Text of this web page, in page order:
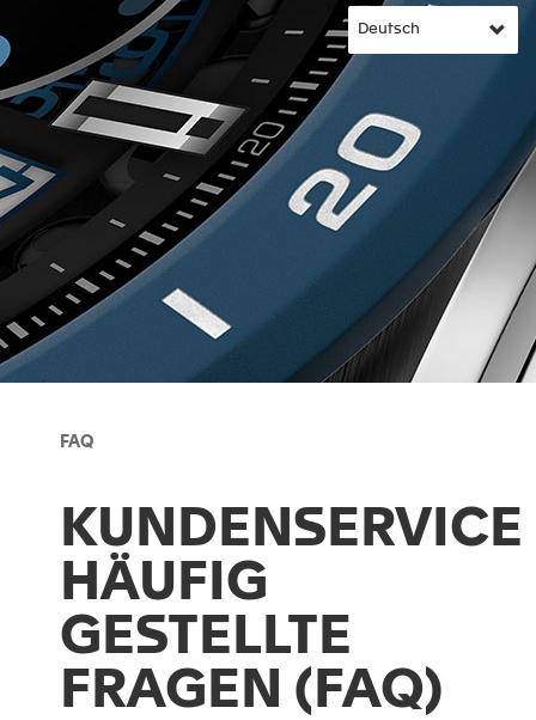
FAQ
KUNDENSERVICE
HÄUFIG
GESTELLTE
FRAGEN (FAQ)